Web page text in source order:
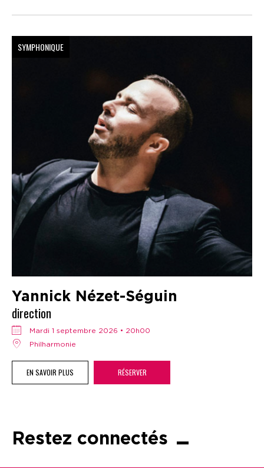
SYMPHONIQUE
Yannick Nézet-Séguin
direction
mardi 1 septembre 2026 • 20h00
Philharmonie
EN SAVOIR PLUS RÉSERVER
Restez connectés